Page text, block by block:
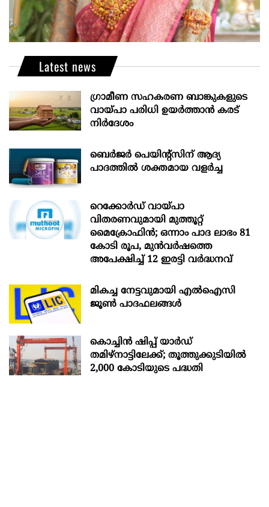
Latest news
ഗ്രാമീണ സഹകരണ ബാങ്കുകളുടെ
വായ്പാ പരിധി ഉയർത്താൻ കരട്
നിർദേശം
ബെർജർ പെയിന്റ്സിന് ആദ്യ
പാദത്തിൽ ശക്തമായ വളർച്ച
റെക്കോർഡ് വായ്പാ
വിതരണവുമായി മുത്തൂറ്റ്
മൈക്രോഫിൻ; ഒന്നാം പാദ ലാഭം 81
കോടി രൂപ, മുൻവർഷത്തെ
അപേക്ഷിച്ച് 12 ഇരട്ടി വർദ്ധനവ്
മികച്ച നേട്ടവുമായി എൽഐസി
ജൂൺ പാദഫലങ്ങൾ
കൊച്ചിന്‍ ഷിപ്പ് യാർഡ്
തമിഴ്നാട്ടിലേക്ക്; തൂത്തുക്കുടിയിൽ
2,000 കോടിയുടെ പദ്ധതി